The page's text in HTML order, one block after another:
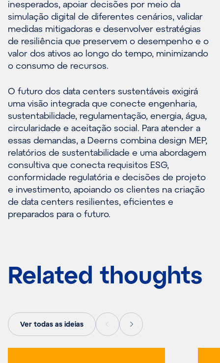
inesperados, apoiar decisões por meio da
simulação digital de diferentes cenários, validar
medidas mitigadoras e desenvolver estratégias
de resiliência que preservem o desempenho e o
valor dos ativos ao longo do tempo, minimizando
o consumo de recursos.
O futuro dos data centers sustentáveis exigirá
uma visão integrada que conecte engenharia,
sustentabilidade, regulamentação, energia, água,
circularidade e aceitação social. Para atender a
essas demandas, a Deerns combina design MEP,
relatórios de sustentabilidade e uma abordagem
consultiva que conecta requisitos ESG,
conformidade regulatória e decisões de projeto
e investimento, apoiando os clientes na criação
de data centers resilientes, eficientes e
preparados para o futuro.
Related thoughts
Ver todas as ideias